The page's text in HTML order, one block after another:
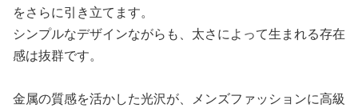
をさらに引き立てます。
シンプルなデザインながらも、太さによって生まれる存在
感は抜群です。
金属の質感を活かした光沢が、メンズファッションに高級